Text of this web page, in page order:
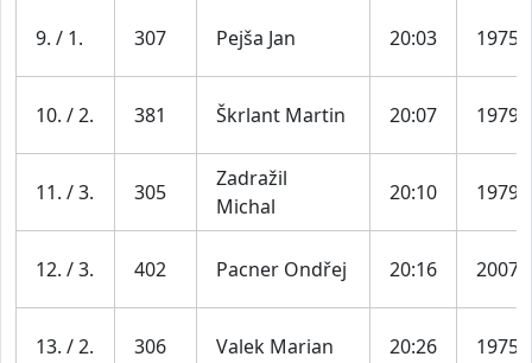
9. / 1. 307 Pejša Jan 20:03 1975
10. / 2. 381 Škrlant Martin 20:07 1979
11. / 3. 305
Zadražil
Michal
20:10 1979
12. / 3. 402 Pacner Ondřej 20:16 2007
13. / 2. 306 Valek Marian 20:26 1975